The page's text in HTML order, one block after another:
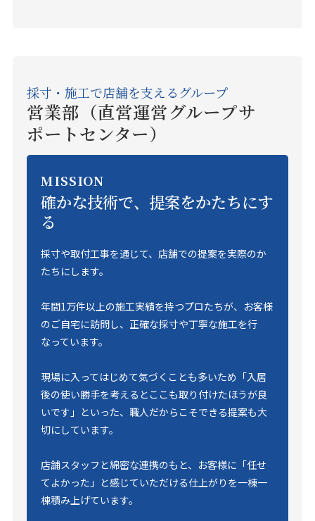
採寸・施工で店舗を支えるグループ
営業部（直営運営グループサ
ポートセンター）
MISSION
確かな技術で、提案をかたちにす
る
採寸や取付工事を通じて、店舗での提案を実際のか
たちにします。
年間1万件以上の施工実績を持つプロたちが、お客様
のご自宅に訪問し、正確な採寸や丁寧な施工を行
なっています。
現場に入ってはじめて気づくことも多いため「入居
後の使い勝手を考えるとここも取り付けたほうが良
いです」といった、職人だからこそできる提案も大
切にしています。
店舗スタッフと綿密な連携のもと、お客様に「任せ
てよかった」と感じていただける仕上がりを一棟一
棟積み上げています。